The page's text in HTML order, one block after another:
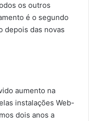
os outros
é o segundo
depois das novas
aumento na
instalações Web-
dois anos a